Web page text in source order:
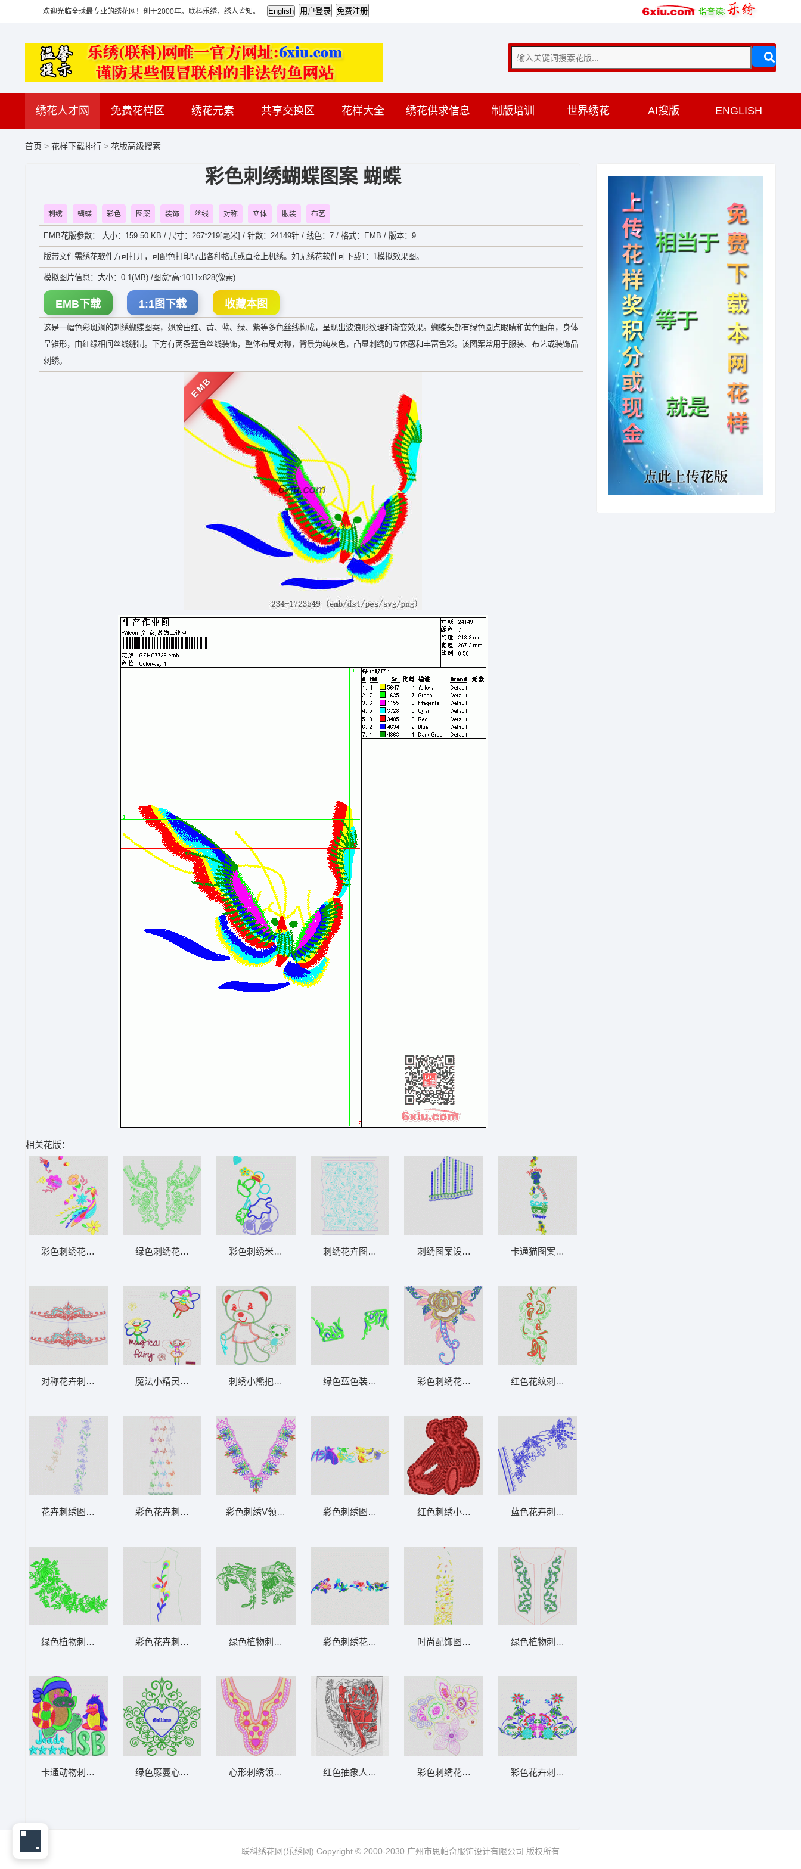
欢迎光临全球最专业的绣花网！创于2000年。联科乐绣，绣人皆知。
绣花人才网 免费花样区 绣花元素 共享交换区 花样大全 绣花供求信息 制版培训 世界绣花 AI搜版 ENGLISH
首页 > 花样下载排行 > 花版高级搜索
彩色刺绣蝴蝶图案 蝴蝶
刺绣 蝴蝶 彩色 图案 装饰 丝线 对称 立体 服装 布艺
EMB花版参数： 大小：159.50 KB / 尺寸：267*219[毫米] / 针数：24149针 / 线色：7 / 格式：EMB / 版本：9
版带文件需绣花软件方可打开，可配色打印导出各种格式或直接上机绣。如无绣花软件可下载1：1模拟效果图。
模拟图片信息：大小：0.1(MB) /图宽*高:1011x828(像素)
EMB下载 1:1图下载 收藏本图
这是一幅色彩斑斓的刺绣蝴蝶图案，翅膀由红、黄、蓝、绿、紫等多色丝线构成，呈现出波浪形纹理和渐变效果。蝴蝶头部有绿色圆点眼睛和黄色触角，身体
呈锥形，由红绿相间丝线缝制。下方有两条蓝色丝线装饰，整体布局对称，背景为纯灰色，凸显刺绣的立体感和丰富色彩。该图案常用于服装、布艺或装饰品
刺绣。
EMB
相关花版：
彩色刺绣花卉与孔雀图案 鸟吉祥花
对称花卉刺绣图案设计图 裙摆衣
花卉刺绣图案设计 曲线花
绿色植物刺绣图案 衣花角
卡通动物刺绣图案 企鹅卡通
绿色刺绣花纹图案 衣领
魔法小精灵刺绣图案 人物贴布童
彩色花卉刺绣图案设计 窗帘
彩色花卉刺绣图案设计 简洁花
绿色藤蔓心形装饰图案 心形曲线
彩色刺绣米妮卡通形象 米奇贴布
刺绣小熊抱玩具熊 熊贴布
彩色刺绣V领装饰图案 衣领
绿色植物刺绣图案 曲线花
心形刺绣领口设计图 衣领
刺绣花卉图案设计图 曲线
绿色蓝色装饰图案设计 蝴蝶
彩色刺绣图案设计 简洁花条
彩色刺绣花卉图案 简洁花条
红色抽象人物剪影 裤袋
刺绣图案设计图 胸曲线
彩色刺绣花卉图案 烫花
红色刺绣小熊图案 熊卡通
时尚配饰图案集合 日用品
彩色刺绣花卉图案设计 衣花贴布
卡通猫图案设计集 猫卡通
红色花纹刺绣图案 曲线衣
蓝色花卉刺绣图案设计 衣花
绿色植物刺绣图案设计图 胸襟
彩色花卉刺绣图案 唐装古典花
联科绣花网(乐绣网) Copyright © 2000-2030 广州市思帕奇服饰设计有限公司 版权所有